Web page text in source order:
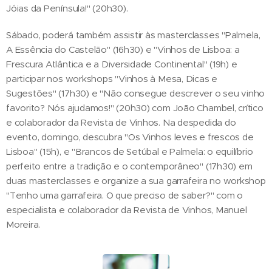
Jóias da Península!" (20h30).
Sábado, poderá também assistir às masterclasses "Palmela,
A Essência do Castelão" (16h30) e "Vinhos de Lisboa: a
Frescura Atlântica e a Diversidade Continental" (19h) e
participar nos workshops "Vinhos à Mesa, Dicas e
Sugestões" (17h30) e "Não consegue descrever o seu vinho
favorito? Nós ajudamos!" (20h30) com João Chambel, crítico
e colaborador da Revista de Vinhos. Na despedida do
evento, domingo, descubra "Os Vinhos leves e frescos de
Lisboa" (15h), e "Brancos de Setúbal e Palmela: o equilíbrio
perfeito entre a tradição e o contemporâneo" (17h30) em
duas masterclasses e organize a sua garrafeira no workshop
"Tenho uma garrafeira. O que preciso de saber?" com o
especialista e colaborador da Revista de Vinhos, Manuel
Moreira.